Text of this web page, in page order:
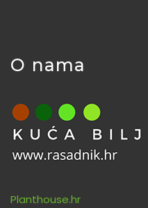
O nama
Planthouse.hr